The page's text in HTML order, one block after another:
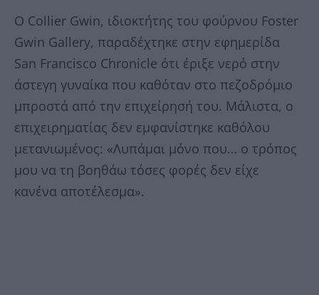
Ο Collier Gwin, ιδιοκτήτης του φούρνου Foster
Gwin Gallery, παραδέχτηκε στην εφημερίδα
San Francisco Chronicle ότι έριξε νερό στην
άστεγη γυναίκα που καθόταν στο πεζοδρόμιο
μπροστά από την επιχείρησή του. Μάλιστα, ο
επιχειρηματίας δεν εμφανίστηκε καθόλου
μετανιωμένος: «Λυπάμαι μόνο που… ο τρόπος
μου να τη βοηθάω τόσες φορές δεν είχε
κανένα αποτέλεσμα».